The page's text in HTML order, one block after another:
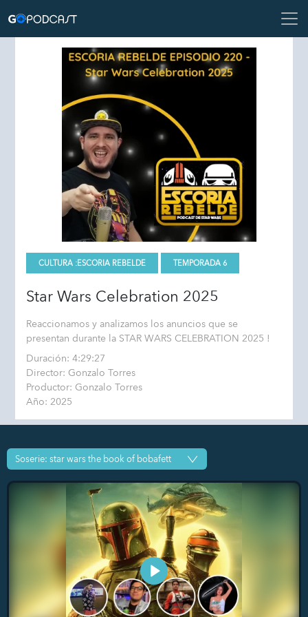
CULTURA :ESCORIA REBELDE TEMPORADA 6
Star Wars Celebration 2025
Reaccionamos y analizamos los anuncios que se
presentan durante la STAR WARS CELEBRATION 2025 !
Duración: 4:29:27
Director: Gonzalo Torres
Productor: Gonzalo Torres
Año: 2025